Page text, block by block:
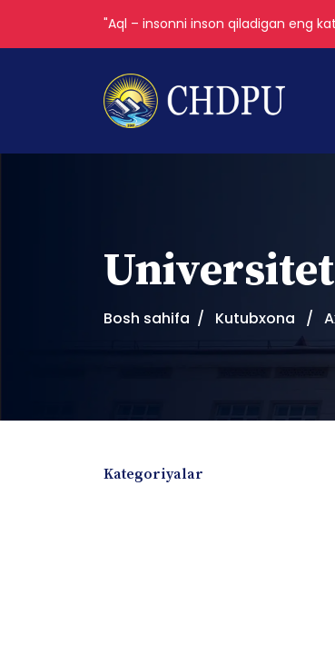
"Aql – insonni inson qiladigan eng
Bosh sahifa Kutubxona
Kategoriyalar